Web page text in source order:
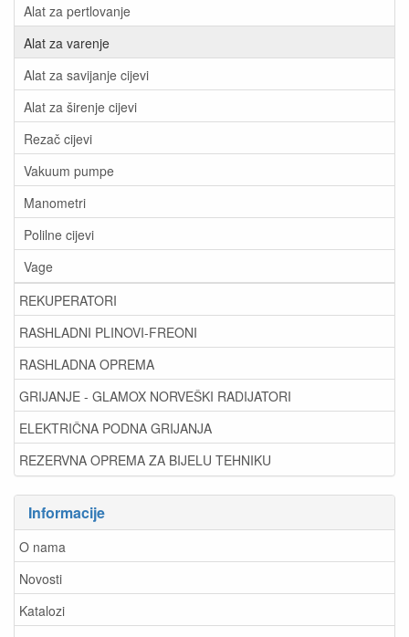
Alat za pertlovanje
Alat za varenje
Alat za savijanje cijevi
Alat za širenje cijevi
Rezač cijevi
Vakuum pumpe
Manometri
Polilne cijevi
Vage
REKUPERATORI
RASHLADNI PLINOVI-FREONI
RASHLADNA OPREMA
GRIJANJE - GLAMOX NORVEŠKI RADIJATORI
ELEKTRIČNA PODNA GRIJANJA
REZERVNA OPREMA ZA BIJELU TEHNIKU
Informacije
O nama
Novosti
Katalozi